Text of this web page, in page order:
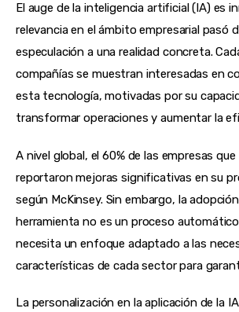
El auge de la inteligencia artificial (IA) es
relevancia en el ámbito empresarial pasó
especulación a una realidad concreta.
compañías se muestran interesadas en
esta tecnología, motivadas por su
transformar operaciones y aumentar la
A nivel global, el 60% de las empresas
reportaron mejoras significativas en su
según McKinsey. Sin embargo, la
herramienta no es un proceso
necesita un enfoque adaptado a las
características de cada sector para
La personalización en la aplicación de la